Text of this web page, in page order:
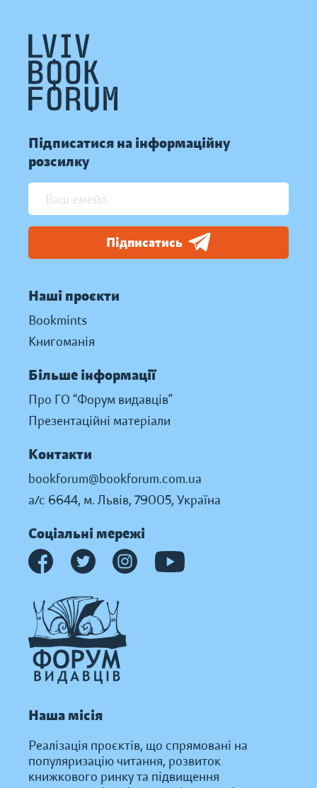
Підписатися на інформаційну
розсилку
Підписатись
Наші проєкти
Bookmints
Книгоманія
Більше інформації
Про ГО “Форум видавців”
Презентаційні матеріали
Контакти
bookforum@bookforum.com.ua
а/с 6644, м. Львів, 79005, Україна
Соціальні мережі
Наша місія
Реалізація проєктів, що спрямовані на
популяризацію читання, розвиток
книжкового ринку та підвищення